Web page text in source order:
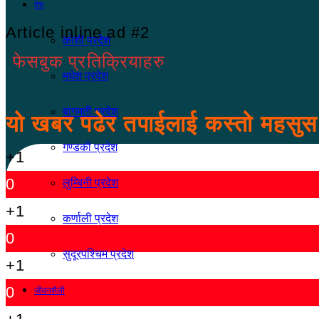
देश
कोशी प्रदेश
मधेश प्रदेश
बागमती प्रदेश
गण्डकी प्रदेश
लुम्बिनी प्रदेश
कर्णाली प्रदेश
सुदूरपश्चिम प्रदेश
जीवनशैली
Article inline ad #2
फेसबुक प्रतिक्रियाहरु
यो खबर पढेर तपाईलाई कस्तो
+1
0
+1
0
+1
0